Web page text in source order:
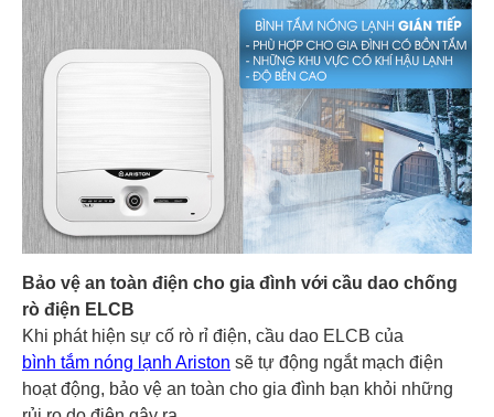
Bảo vệ an toàn điện cho gia đình với cầu dao chống
rò điện ELCB
Khi phát hiện sự cố rò rỉ điện, cầu dao ELCB của
bình tắm nóng lạnh Ariston sẽ tự động ngắt mạch điện
hoạt động, bảo vệ an toàn cho gia đình bạn khỏi những